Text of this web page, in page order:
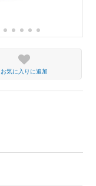
お気に入りに追加